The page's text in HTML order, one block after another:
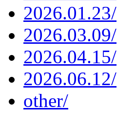
2026.01.23/
2026.03.09/
2026.04.15/
2026.06.12/
other/